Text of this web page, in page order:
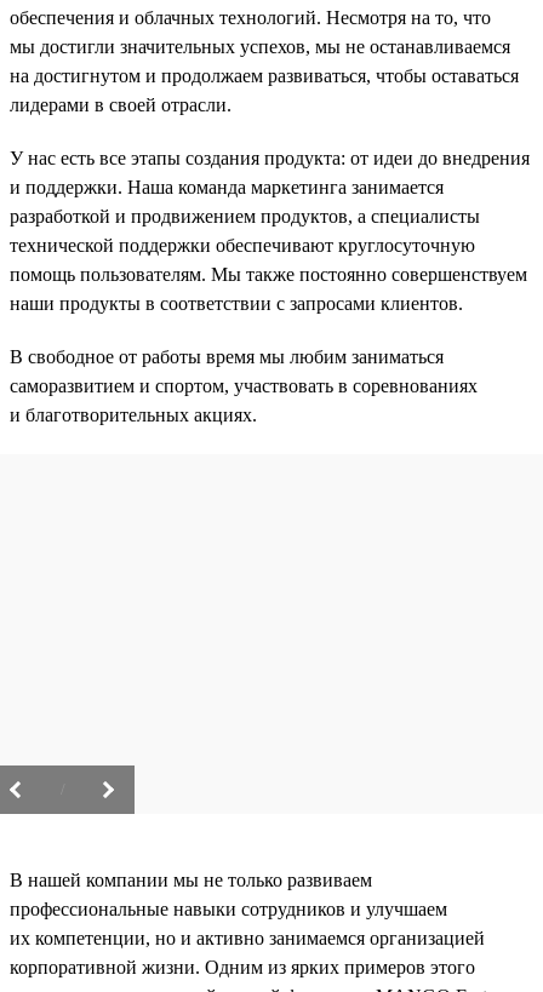
обеспечения и облачных технологий. Несмотря на то, что
мы достигли значительных успехов, мы не останавливаемся
на достигнутом и продолжаем развиваться, чтобы оставаться
лидерами в своей отрасли.
У нас есть все этапы создания продукта: от идеи до внедрения
и поддержки. Наша команда маркетинга занимается
разработкой и продвижением продуктов, а специалисты
технической поддержки обеспечивают круглосуточную
помощь пользователям. Мы также постоянно совершенствуем
наши продукты в соответствии с запросами клиентов.
В свободное от работы время мы любим заниматься
саморазвитием и спортом, участвовать в соревнованиях
и благотворительных акциях.
В нашей компании мы не только развиваем
профессиональные навыки сотрудников и улучшаем
их компетенции, но и активно занимаемся организацией
корпоративной жизни. Одним из ярких примеров этого